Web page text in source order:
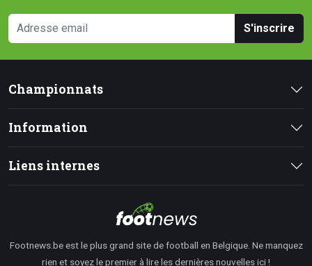
S'inscrire
Championnats
Information
Liens internes
Footnews.be est le plus grand site de football en Belgique. Ne manquez
rien et soyez le premier à lire les dernières nouvelles ici !